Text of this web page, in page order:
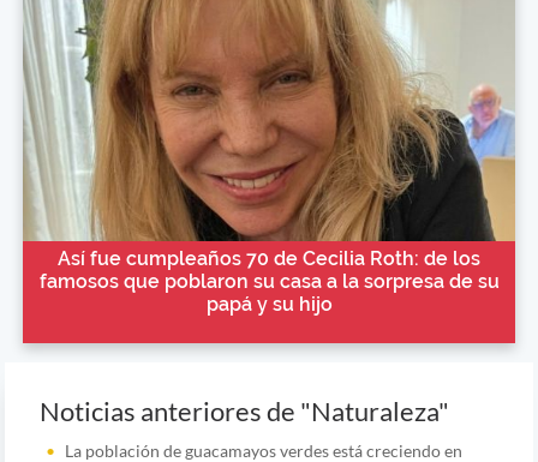
Así fue cumpleaños 70 de Cecilia Roth: de los
famosos que poblaron su casa a la sorpresa de su
papá y su hijo
Noticias anteriores de "Naturaleza"
La población de guacamayos verdes está creciendo en